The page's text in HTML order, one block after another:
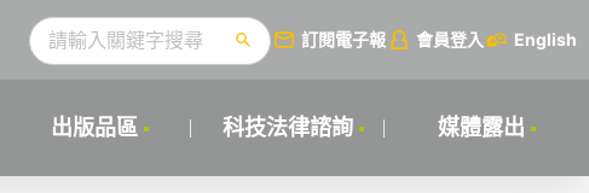
訂閱電子報 會員登入 English
出版品區 科技法律諮詢 媒體露出